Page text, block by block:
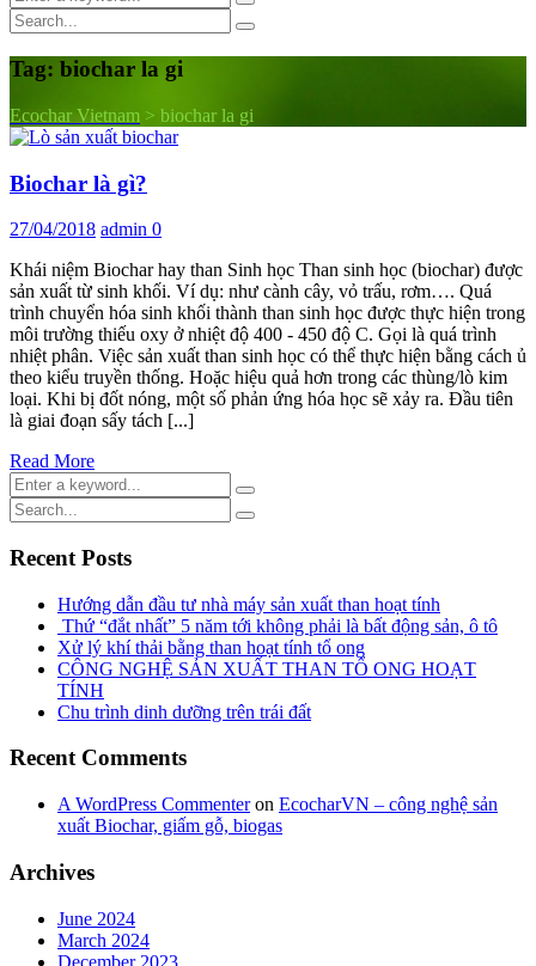
Tag: biochar la gi
Ecochar Vietnam > biochar la gi
Biochar là gì?
27/04/2018 admin 0
Khái niệm Biochar hay than Sinh học Than sinh học (biochar) được
sản xuất từ sinh khối. Ví dụ: như cành cây, vỏ trấu, rơm…. Quá
trình chuyển hóa sinh khối thành than sinh học được thực hiện trong
môi trường thiếu oxy ở nhiệt độ 400 - 450 độ C. Gọi là quá trình
nhiệt phân. Việc sản xuất than sinh học có thể thực hiện bằng cách ủ
theo kiểu truyền thống. Hoặc hiệu quả hơn trong các thùng/lò kim
loại. Khi bị đốt nóng, một số phản ứng hóa học sẽ xảy ra. Đầu tiên
là giai đoạn sấy tách [...]
Read More
Recent Posts
Hướng dẫn đầu tư nhà máy sản xuất than hoạt tính
Thứ “đắt nhất” 5 năm tới không phải là bất động sản, ô tô
Xử lý khí thải bằng than hoạt tính tổ ong
CÔNG NGHỆ SẢN XUẤT THAN TỔ ONG HOẠT
TÍNH
Chu trình dinh dưỡng trên trái đất
Recent Comments
A WordPress Commenteron EcocharVN – công nghệ sản
xuất Biochar, giấm gỗ, biogas
Archives
June 2024
March 2024
December 2023